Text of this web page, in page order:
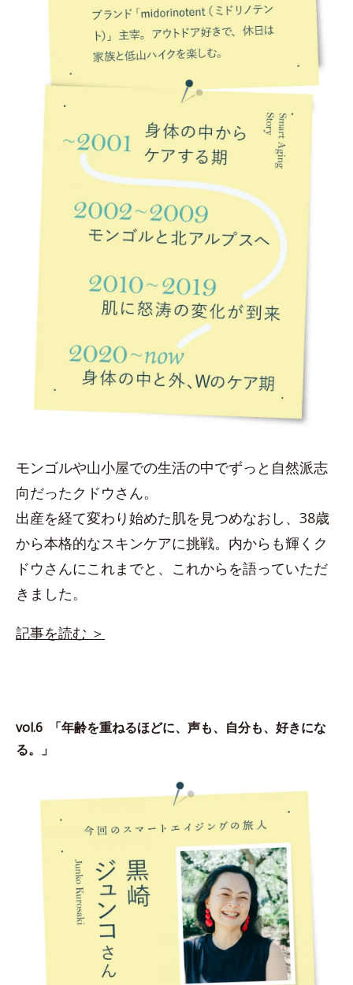
モンゴルや山小屋での生活の中でずっと自然派志
向だったクドウさん。
出産を経て変わり始めた肌を見つめなおし、38歳
から本格的なスキンケアに挑戦。内からも輝くク
ドウさんにこれまでと、これからを語っていただ
きました。
記事を読む ＞
vol.6 「年齢を重ねるほどに、声も、自分も、好きにな
る。」